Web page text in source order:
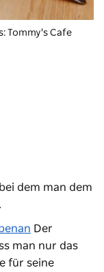
Tommy's Cafe
dem man dem
Der
man nur das
für seine